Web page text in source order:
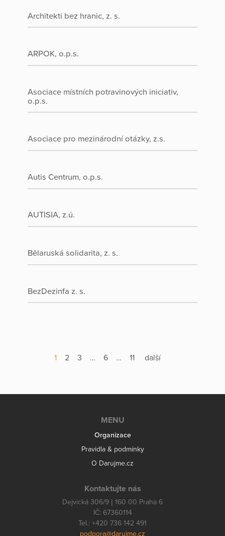
Architekti bez hranic, z. s.
ARPOK, o.p.s.
Asociace místních potravinových iniciativ,
o.p.s.
Asociace pro mezinárodní otázky, z.s.
Autis Centrum, o.p.s.
AUTISIA, z.ú.
Bělaruská solidarita, z. s.
BezDezinfa z. s.
1 2 3 … 6 … 11 další
MENU
Organizace
Pravidla & podmínky
O Darujme.cz
Kontaktujte nás
Dejvická 306/9 | 160 00 Praha 6
IČ: 67360114
Tel.: +420 736 142 491
podpora@darujme.cz